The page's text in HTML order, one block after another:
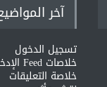
آخر
تسجيل الدخول
خلاصات Feed الإدخالات
خلاصة التعليقات